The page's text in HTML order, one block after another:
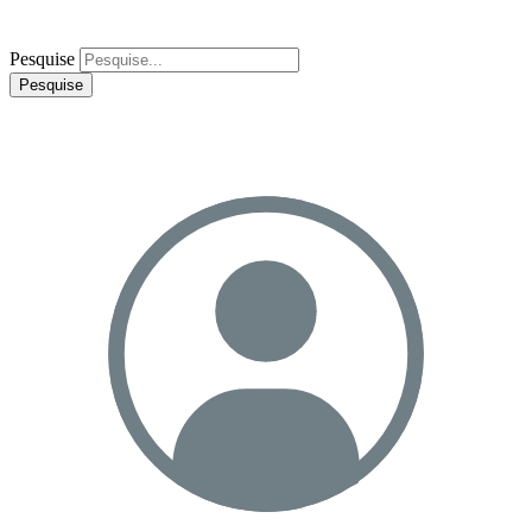
Pesquise
Pesquise